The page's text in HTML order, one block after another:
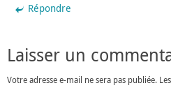
Répondre
Laisser un
Votre adresse e-mail ne sera pas publiée.